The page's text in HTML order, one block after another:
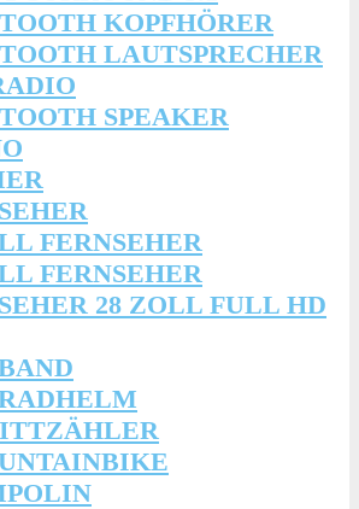
KOPFHÖRER
LAUTSPRECHER
SPEAKER
FERNSEHER
FERNSEHER
28 ZOLL FULL HD